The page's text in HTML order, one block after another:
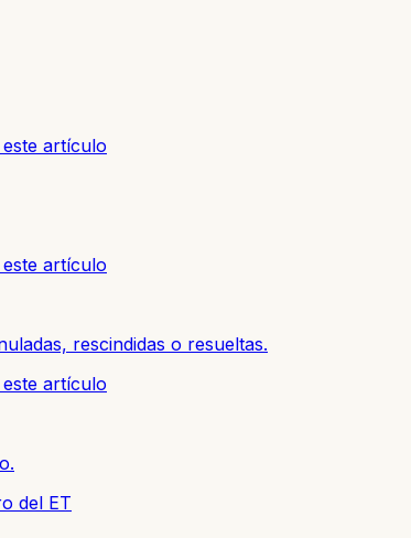
artículo
artículo
rescindidas o resueltas.
artículo
del ET